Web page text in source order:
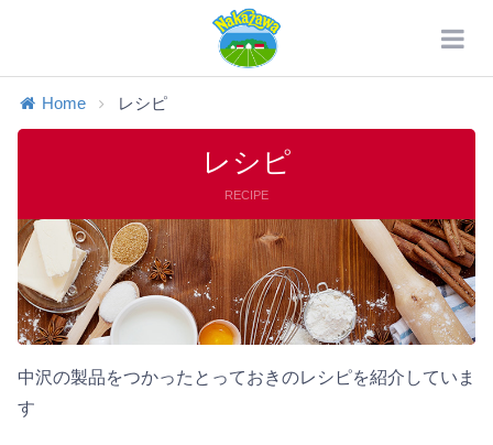
Home レシピ
レシピ
RECIPE
中沢の製品をつかったとっておきのレシピを紹介していま
す